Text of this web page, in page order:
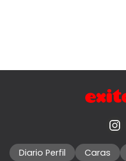
Diario Perfil Caras